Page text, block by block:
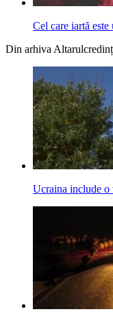
Cel care iartă
Din arhiva
Ucraina include o